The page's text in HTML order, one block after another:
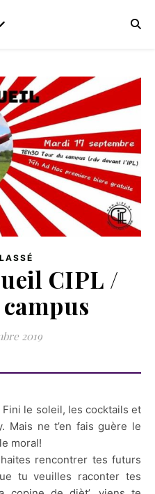
CIPL /
2019
Mais ne t’en fais guère le
moral!
rencontrer tes futurs
tu veuilles raconter tes